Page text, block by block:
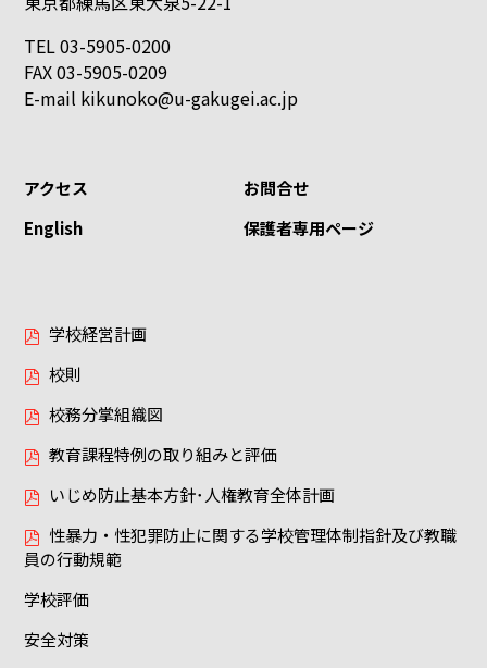
TEL 03-5905-0200
FAX 03-5905-0209
E-mail kikunoko@u-gakugei.ac.jp
アクセス
お問合せ
English
保護者専用ページ
学校経営計画
校則
校務分掌組織図
教育課程特例の取り組みと評価
いじめ防止基本方針･人権教育全体計画
性暴力・性犯罪防止に関する学校管理体制指針及び教職
員の行動規範
学校評価
安全対策